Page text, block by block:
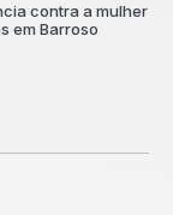
contra a mulher
em Barroso